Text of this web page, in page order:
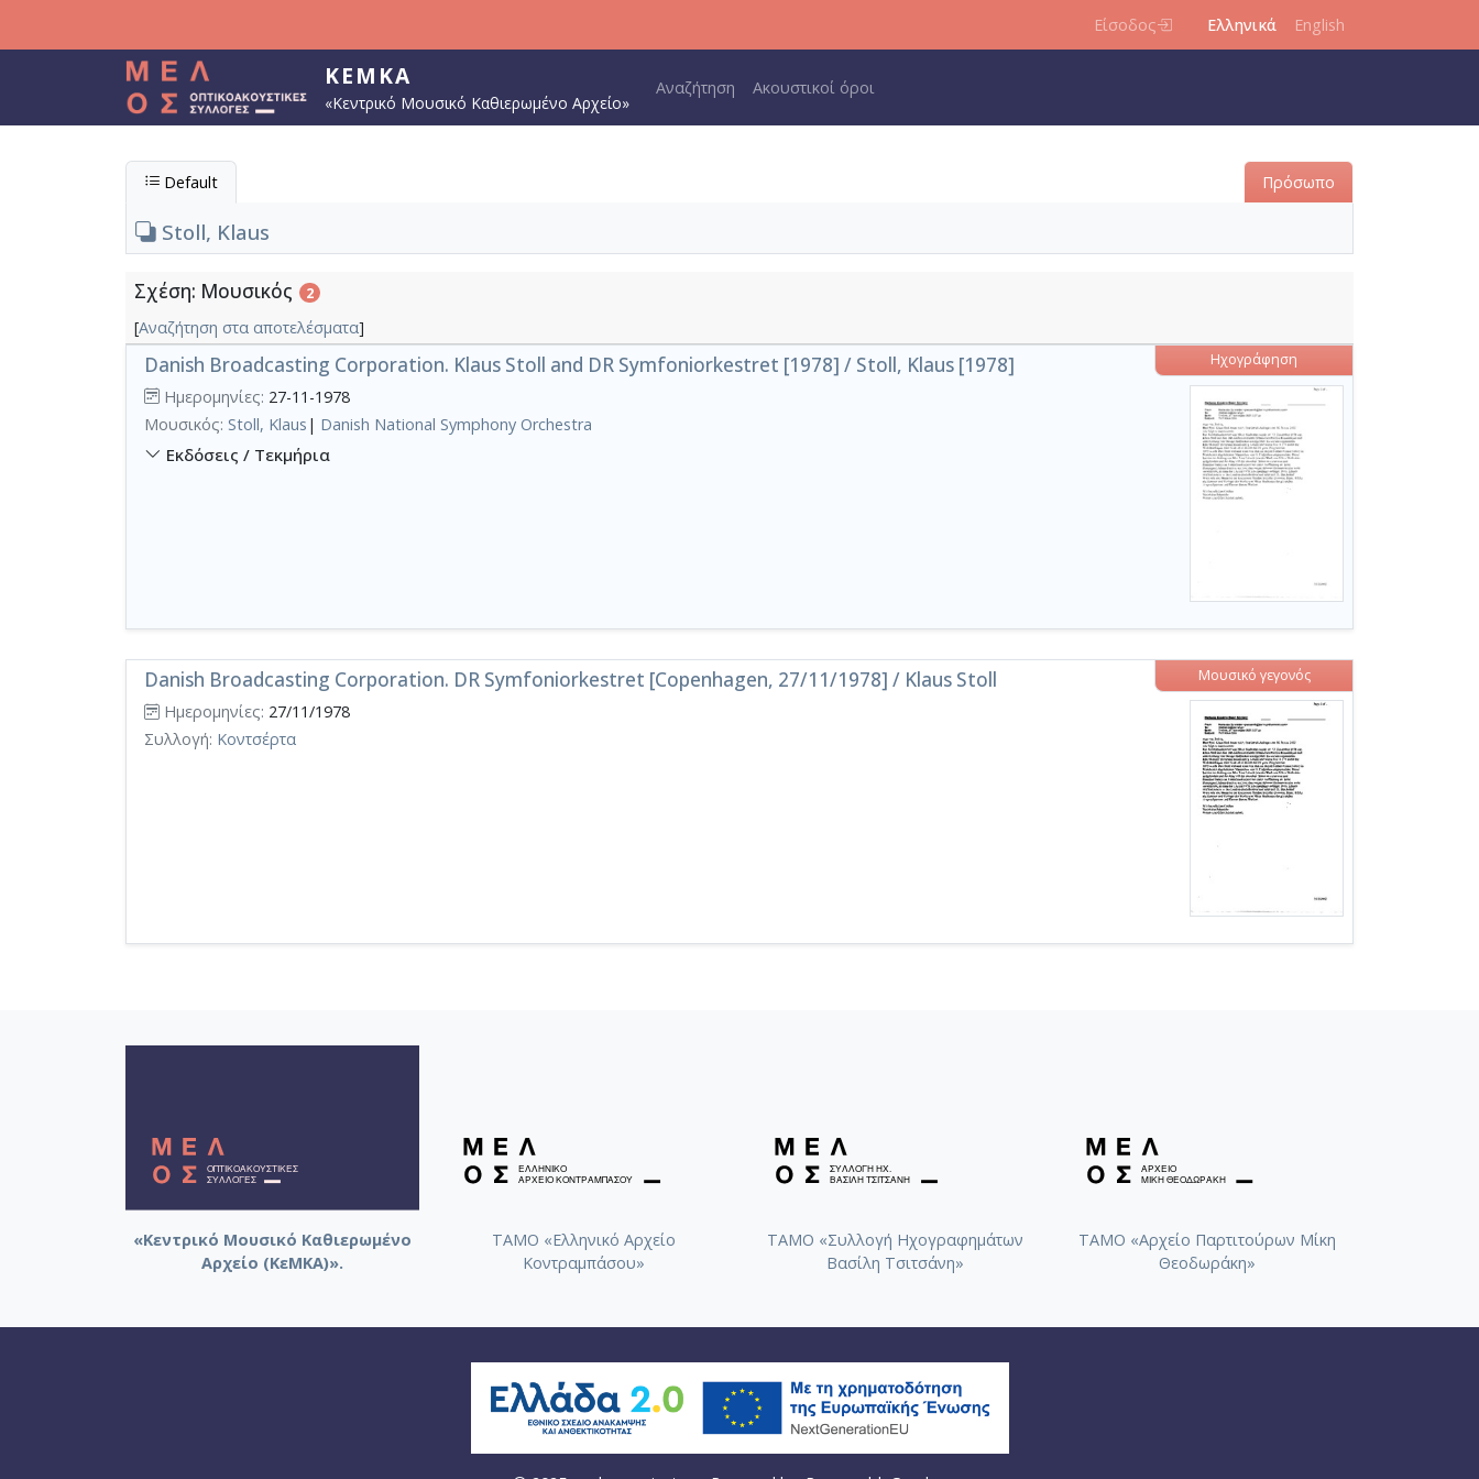
Είσοδος Ελληνικά English
ΚΕΜΚΑ
«Κεντρικό Μουσικό Καθιερωμένο Αρχείο»
Main navigation
Αναζήτηση Ακουστικοί όροι
Default Πρόσωπο
Stoll, Klaus
Σχέση: Μουσικός 2
[Αναζήτηση στα αποτελέσματα]
Danish Broadcasting Corporation. Klaus Stoll and DR Symfoniorkestret [1978] / Stoll, Klaus [1978] Ηχογράφηση
Ημερομηνίες: 27-11-1978
Μουσικός: Stoll, Klaus | Danish National Symphony Orchestra
Εκδόσεις / Τεκμήρια
Danish Broadcasting Corporation. DR Symfoniorkestret [Copenhagen, 27/11/1978] / Klaus Stoll Μουσικό γεγονός
Ημερομηνίες: 27/11/1978
Συλλογή: Κοντσέρτα
«Κεντρικό Μουσικό Καθιερωμένο
Αρχείο (ΚεΜΚΑ)».
ΤΑΜΟ «Ελληνικό Αρχείο
Κοντραμπάσου»
ΤΑΜΟ «Συλλογή Ηχογραφημάτων
Βασίλη Τσιτσάνη»
ΤΑΜΟ «Αρχείο Παρτιτούρων Μίκη
Θεοδωράκη»